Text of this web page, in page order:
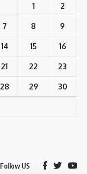
1 2
7 8 9
14 15 16
21 22 23
28 29 30
Follow US